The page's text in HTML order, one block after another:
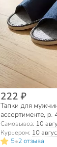
222 ₽
Тапки для
ассортименте,
Самовывоз: 10
Курьером: 10
5•2 отзыва